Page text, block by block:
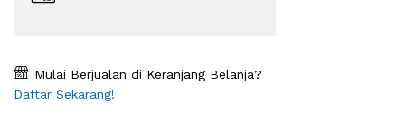
Mulai Berjualan di Keranjang Belanja?
Daftar Sekarang!